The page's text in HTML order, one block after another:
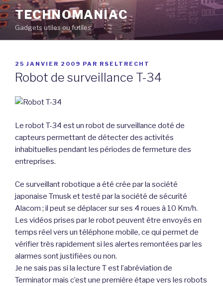
Aller
au
contenu
principal
TECHNOMANIAC
Gadgets utiles ou futiles
PUBLIÉ
LE
25 JANVIER 2009 PAR RSELTRECHT
Robot de surveillance T-34
Le robot T-34 est un robot de surveillance doté de
capteurs permettant de détecter des activités
inhabituelles pendant les périodes de fermeture des
entreprises.
Ce surveillant robotique a été crée par la société
japonaise Tmusk et testé par la société de sécurité
Alacom ; il peut se déplacer sur ses 4 roues à 10 Km/h.
Les vidéos prises par le robot peuvent être envoyés en
temps réel vers un téléphone mobile, ce qui permet de
vérifier très rapidement si les alertes remontées par les
alarmes sont justifiées ou non.
Je ne sais pas si la lecture T est l’abréviation de
Terminator mais c’est une première étape vers les robots